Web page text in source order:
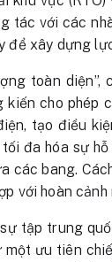
tác với các
xây dựng
toàn diện”,
cho phép
tạo điều
đa hóa sự
các bang.
với hoàn cảnh
tập trung
ưu tiên